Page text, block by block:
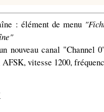
: élément de menu
nouveau canal "Channel
vitesse 1200,